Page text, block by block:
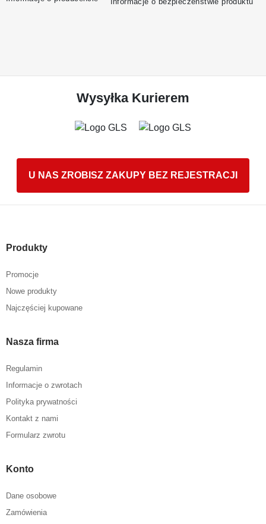
Wysyłka Kurierem
U NAS ZROBISZ ZAKUPY BEZ REJESTRACJI
Produkty
Promocje
Nowe produkty
Najczęściej kupowane
Nasza firma
Regulamin
Informacje o zwrotach
Polityka prywatności
Kontakt z nami
Formularz zwrotu
Konto
Dane osobowe
Zamówienia